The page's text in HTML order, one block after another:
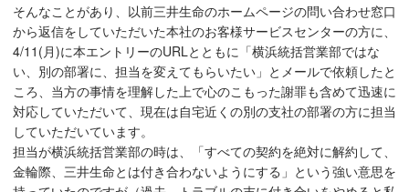
そんなことがあり、以前三井生命のホームページの問い合わせ窓口
から返信をしていただいた本社のお客様サービスセンターの方に、
4/11(月)に本エントリーのURLとともに「横浜統括営業部ではな
い、別の部署に、担当を変えてもらいたい」とメールで依頼したと
ころ、当方の事情を理解した上で心のこもった謝罪も含めて迅速に
対応していただいて、現在は自宅近くの別の支社の部署の方に担当
していただいています。
担当が横浜統括営業部の時は、「すべての契約を絶対に解約して、
金輪際、三井生命とは付き合わないようにする」という強い意思を